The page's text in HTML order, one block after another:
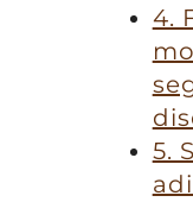
4.
5.